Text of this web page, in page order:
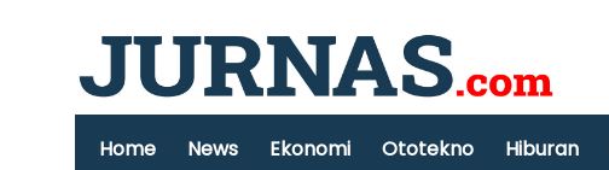
Home News Ekonomi Ototekno Hiburan